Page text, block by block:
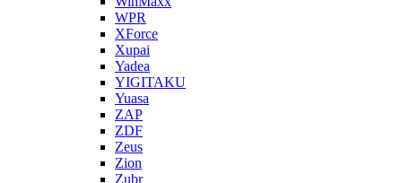
WPR
XForce
Xupai
Yadea
YIGITAKU
Yuasa
ZAP
ZDF
Zeus
Zion
Zubr